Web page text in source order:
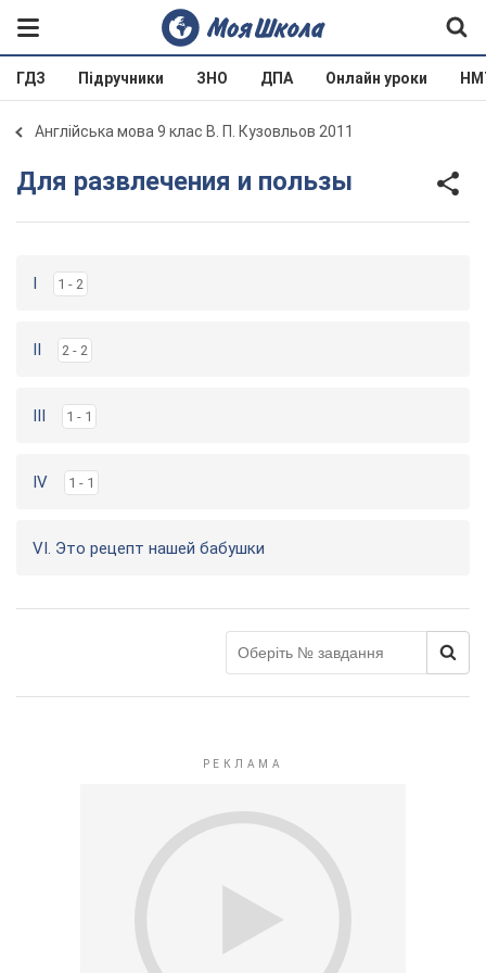
ГДЗ Підручники ЗНО ДПА Онлайн уроки
Англійська мова 9 клас В. П. Кузовльов 2011
Для развлечения и пользы
I 1 - 2
II 2 - 2
III 1 - 1
IV 1 - 1
VI. Это рецепт нашей бабушки